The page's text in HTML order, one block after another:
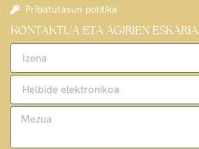
Pribatutasun politika
KONTAKTUA ETA AGIRIEN ESKARIA